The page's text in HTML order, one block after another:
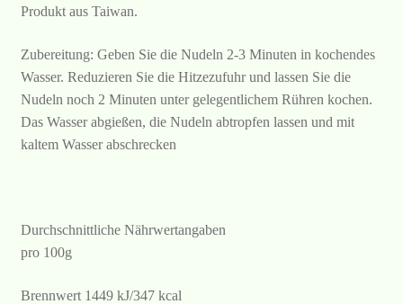
Produkt aus Taiwan.
Zubereitung: Geben Sie die Nudeln 2-3 Minuten in kochendes
Wasser. Reduzieren Sie die Hitzezufuhr und lassen Sie die
Nudeln noch 2 Minuten unter gelegentlichem Rühren kochen.
Das Wasser abgießen, die Nudeln abtropfen lassen und mit
kaltem Wasser abschrecken
Durchschnittliche Nährwertangaben
pro 100g
Brennwert 1449 kJ/347 kcal